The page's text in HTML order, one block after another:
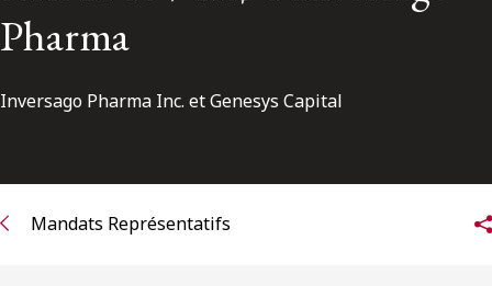
Réseau des anciens d’Osler
Pharma
Inversago Pharma Inc. et Genesys Capital
Mandats Représentatifs